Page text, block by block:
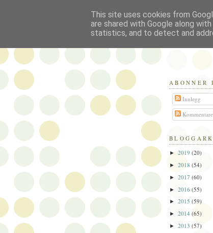
ABONNER
Innlegg
► 2019 (20)
► 2018 (54)
► 2017 (60)
► 2016 (55)
► 2015 (59)
► 2014 (65)
► 2013 (57)
This site uses cookies from
are shared with Google along
statistics, and to detect and